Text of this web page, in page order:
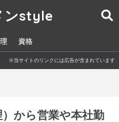
ンstyle
資格
※当サイトのリンクには広告が含まれています
から営業や本社勤